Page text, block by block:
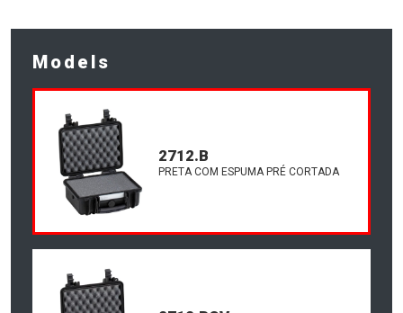
Models
2712.B
PRETA COM ESPUMA PRÉ CORTADA